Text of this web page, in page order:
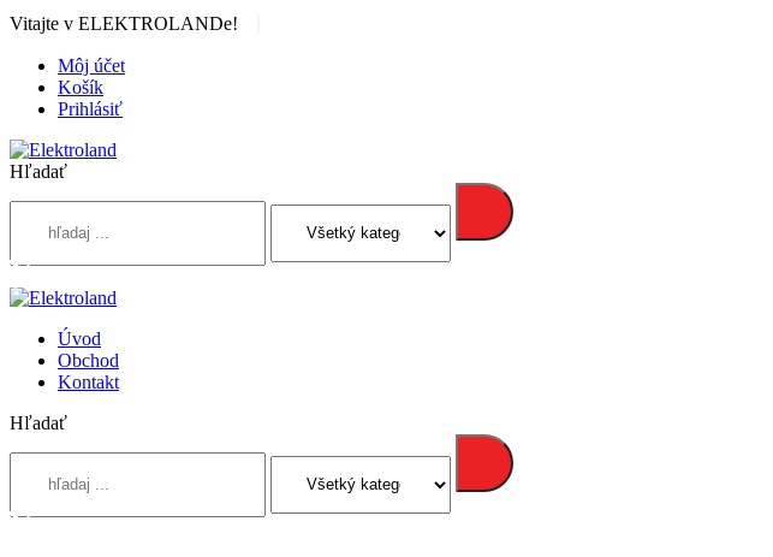
Vitajte v ELEKTROLANDe!
Môj účet
Košík
Prihlásiť
Hľadať
Úvod
Obchod
Kontakt
Hľadať